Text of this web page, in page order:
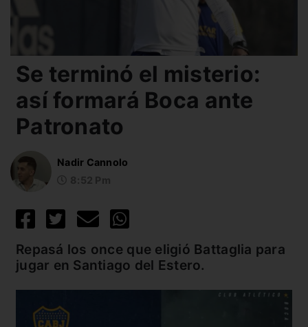
Se terminó el misterio:
así formará Boca ante
Patronato
Nadir Cannolo
Repasá los once que eligió Battaglia para
jugar en Santiago del Estero.